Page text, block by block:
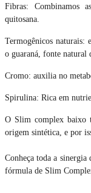
Fibras: Combinamos
quitosana.
Termogênicos naturais:
o guaraná, fonte natural
Cromo: auxilia no
Spirulina: Rica em
O Slim complex baixo
origem sintética, e por
Conheça toda a sinergia
fórmula de Slim